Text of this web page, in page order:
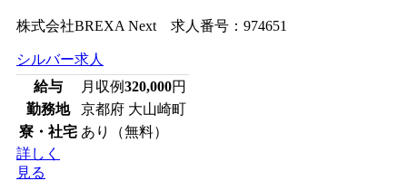
株式会社BREXA Next 求人番号：974651
シルバー求人
給与
月収例320,000円
勤務地
京都府 大山崎町
寮・社宅 あり（無料）
詳しく
見る